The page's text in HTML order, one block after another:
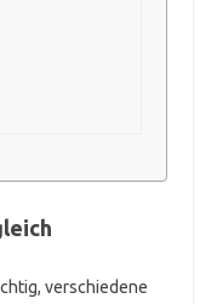
verschiedene